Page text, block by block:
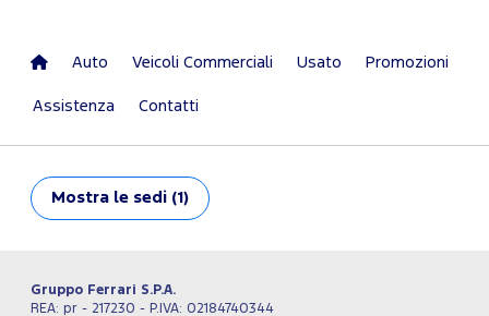
Auto Veicoli Commerciali Usato Promozioni
Assistenza Contatti
Mostra le sedi (1)
Gruppo Ferrari S.P.A.
REA: pr - 217230 - P.IVA: 02184740344